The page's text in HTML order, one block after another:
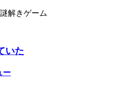
解きゲーム
いた
ー